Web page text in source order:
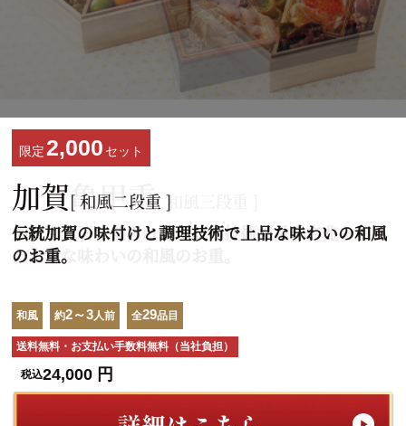
和風 約3～4人前 全46品目
送料無料・お支払い手数料無料（当社負担）
税込37,000 円
限定 1,500 セット
北の雅[ 和風・洋風・中華三段重 ]
和の粋、洋の華やぎ、中華の賑わい。バラエティ豊
かな和洋中の彩りを心ゆくまでお楽しみください。
和風・洋風・中華 3～4人前
送料無料・お支払い手数料無料（当社負担）
税込39,000 円
限定 1,500 セット
加賀亀甲重[ 和風三段重 ]
加賀百万石で知られる伝統の技術で長寿吉兆を願っ
た上品な味わいの和風のお重。
和風 約3～4人前 全43品目
送料無料・お支払い手数料無料（当社負担）
税込33,500 円
限定 2,000 セット
加賀[ 和風二段重 ]
伝統加賀の味付けと調理技術で上品な味わいの和風
のお重。
和風 約2～3人前 全29品目
送料無料・お支払い手数料無料（当社負担）
税込24,000 円
和風 約3～4人前 全27品目
送料無料・お支払い手数料無料（当社負担）
税込26,500 円